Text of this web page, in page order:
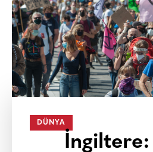
DÜNYA